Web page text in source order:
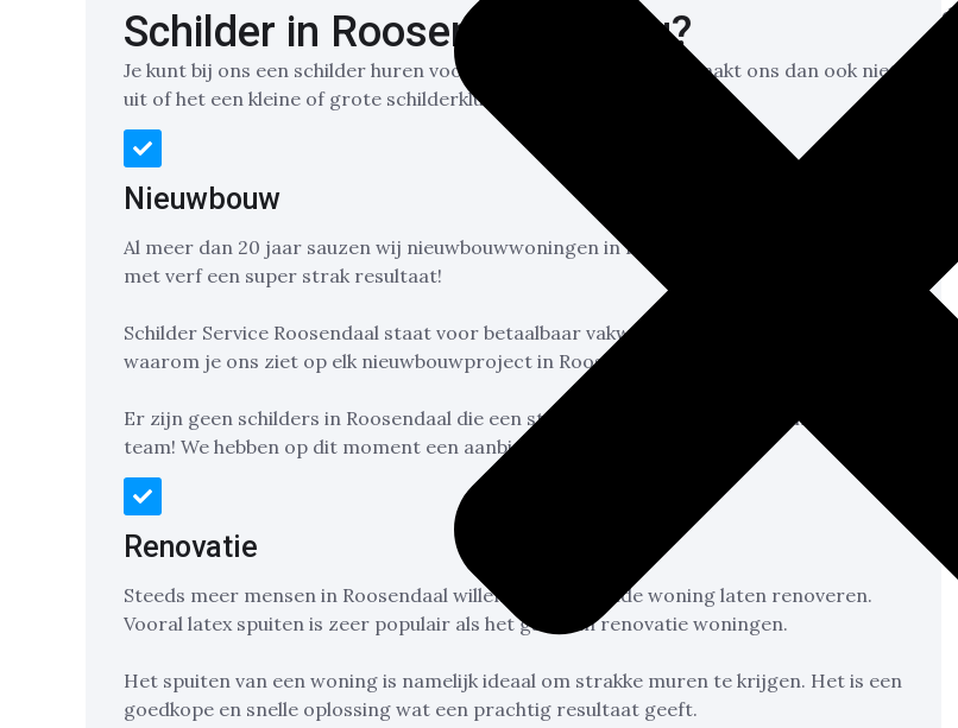
Schilder in Roosendaal nodig?
Je kunt bij ons een schilder huren voor al je schilderwerk. Het maakt ons dan ook niet
uit of het een kleine of grote schilderklus is!
Nieuwbouw
Al meer dan 20 jaar sauzen wij nieuwbouwwoningen in Roosendaal. We garanderen
met verf een super strak resultaat!
Schilder Service Roosendaal staat voor betaalbaar vakwerk. Dit is dan ook de reden
waarom je ons ziet op elk nieuwbouwproject in Roosendaal!
Er zijn geen schilders in Roosendaal die een strakker resultaat garanderen dan ons
team! We hebben op dit moment een aanbieding vanaf €13,99 per m2.
Renovatie
Steeds meer mensen in Roosendaal willen hun bestaande woning laten renoveren.
Vooral latex spuiten is zeer populair als het gaat om renovatie woningen.
Het spuiten van een woning is namelijk ideaal om strakke muren te krijgen. Het is een
goedkope en snelle oplossing wat een prachtig resultaat geeft.